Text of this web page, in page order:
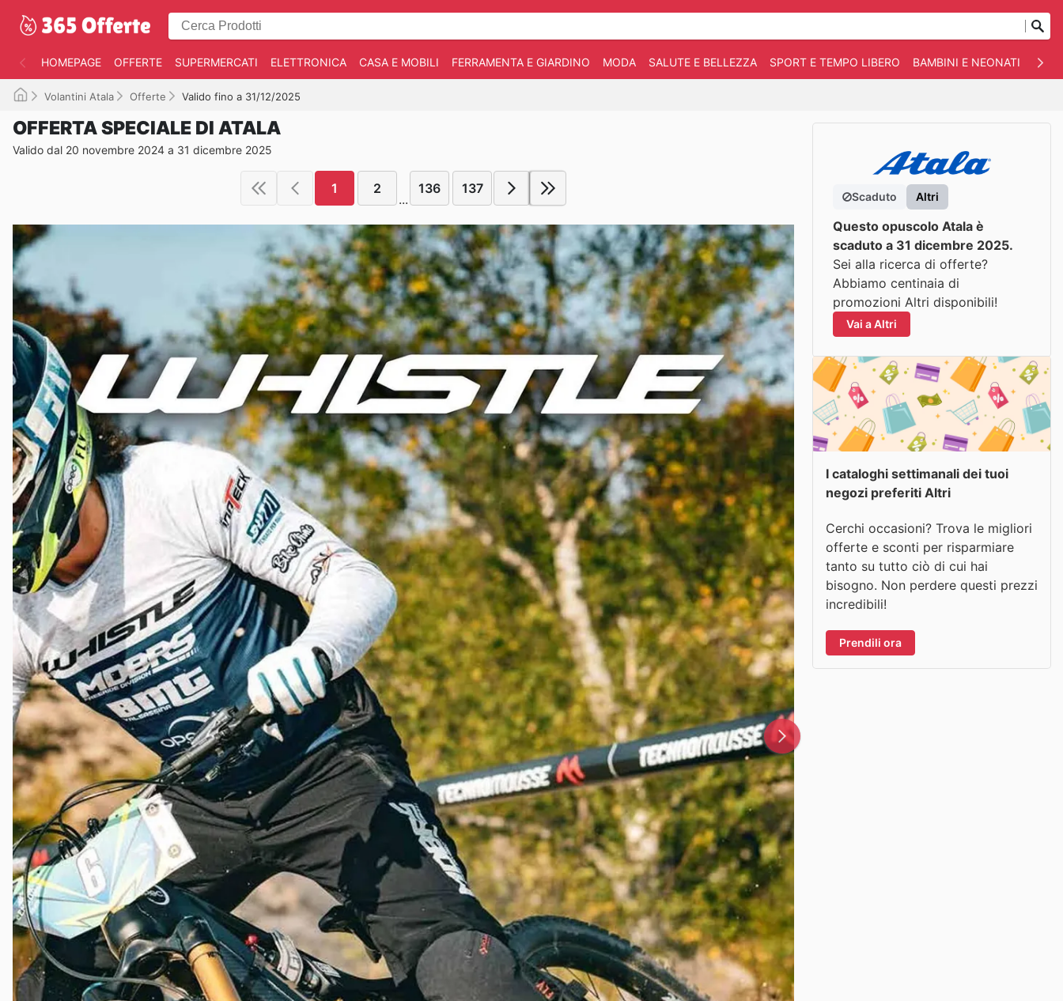
HOMEPAGE OFFERTE SUPERMERCATI ELETTRONICA CASA E MOBILI FERRAMENTA E GIARDINO MODA SALUTE E BELLEZZA SPORT E TEMPO LIBERO BAMBINI E NEONATI
Volantini Atala Offerte Valido fino a 31/12/2025
OFFERTA SPECIALE DI ATALA
Valido dal 20 novembre 2024 a 31 dicembre 2025
1 2
...
136 137
Scaduto Altri
Questo opuscolo Atala è
scaduto a 31 dicembre 2025.
Sei alla ricerca di offerte?
Abbiamo centinaia di
promozioni Altri disponibili!
Vai a Altri
I cataloghi settimanali dei tuoi
negozi preferiti Altri
Cerchi occasioni? Trova le migliori
offerte e sconti per risparmiare
tanto su tutto ciò di cui hai
bisogno. Non perdere questi prezzi
incredibili!
Prendili ora